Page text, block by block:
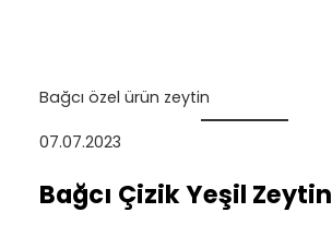
Bağcı özel ürün zeytin
07.07.2023
Bağcı Çizik Yeşil Zeytin